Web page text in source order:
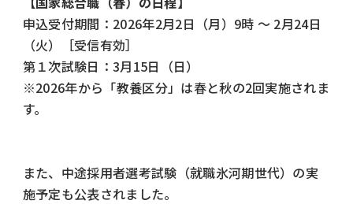
申込受付期間：2026年2月2日（月）9時 ～ 2月24日
（火）［受信有効］
第１次試験日：3月15日（日）
※2026年から「教養区分」は春と秋の2回実施されま
す。
また、中途採用者選考試験（就職氷河期世代）の実
施予定も公表されました。